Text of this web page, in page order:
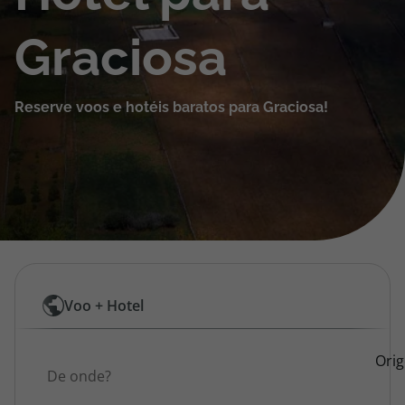
Promoções
Graciosa
Reserve voos e hotéis baratos para Graciosa!
Pesquisar
por
Voos
Voo + Hotel